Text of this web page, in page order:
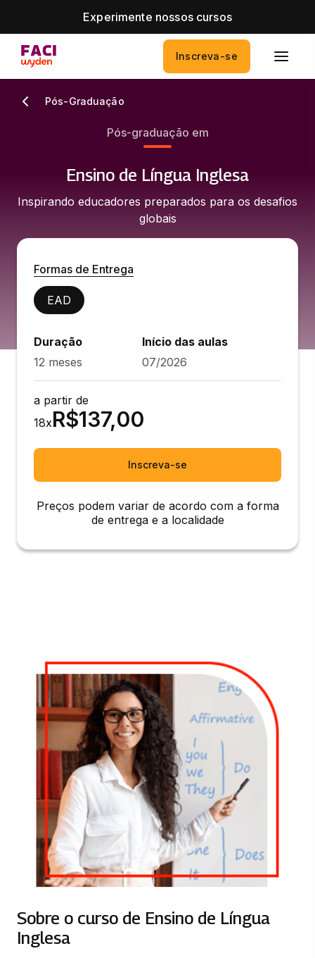
Experimente nossos cursos
Inscreva-se
Pós-Graduação
Pós-graduação em
Ensino de Língua Inglesa
Inspirando educadores preparados para os desafios
globais
Formas de Entrega
EAD
Duração
12 meses
Início das aulas
07/2026
a partir de
18xR$137,00
Inscreva-se
Preços podem variar de acordo com a forma
de entrega e a localidade
Sobre o curso de Ensino de Língua
Inglesa